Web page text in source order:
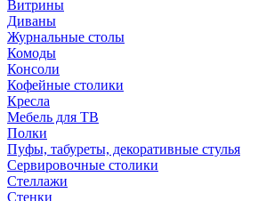
Витрины
Диваны
Журнальные столы
Комоды
Консоли
Кофейные столики
Кресла
Мебель для ТВ
Полки
Пуфы, табуреты, декоративные стулья
Сервировочные столики
Стеллажи
Стенки